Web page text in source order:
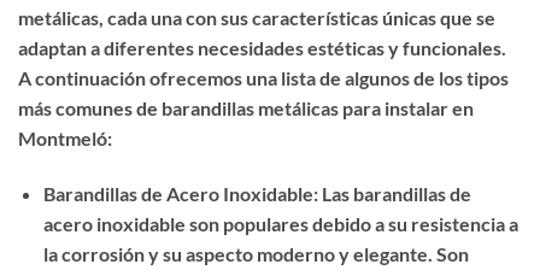
metálicas, cada una con sus características únicas que se
adaptan a diferentes necesidades estéticas y funcionales.
A continuación ofrecemos una lista de algunos de los tipos
más comunes de barandillas metálicas para instalar en
Montmeló:
Barandillas de Acero Inoxidable: Las barandillas de
acero inoxidable son populares debido a su resistencia a
la corrosión y su aspecto moderno y elegante. Son